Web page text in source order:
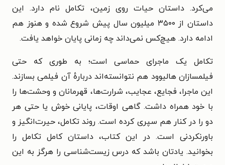
می‌کرد.داستان حیات روی زمین، تکامل نام دارد. این
داستان از ۳۵۰۰ میلیون سال پیش شروع شده و هنوز هم
ادامه دارد. هیچ‌کس نمی‌داند چه زمانی پایان خواهد یافت.
تکامل یک ماجرای حماسی است؛ به طوری که حتی
فیلمسازان هالیوود هم نتوانسته‌اند دربارهٔ آن فیلمی بسازند.
این ماجرا، فجایع، عجایب، شرارت‌ها، قهرمانان و وحشت‌ها را
با خود همراه داشت. گاهی اوقات، پایانی خوش یا حتی هر
دو را در کنار هم سپری کرده است. روند تکامل، حیرت‌انگیز و
باورنکردنی است. در این کتاب، داستان کامل تکامل را
بخوانید. یادتان باشد که درس زیست‌شناسی را هرگز به این